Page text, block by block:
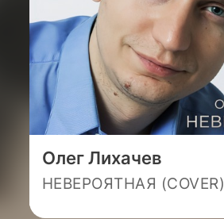
Олег Лихачев
НЕВЕРОЯТНАЯ (COVER)